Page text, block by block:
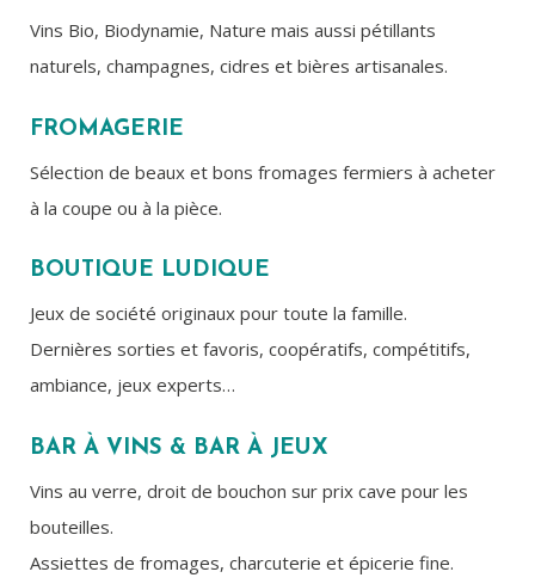
Vins Bio, Biodynamie, Nature mais aussi pétillants
naturels, champagnes, cidres et bières artisanales.
FROMAGERIE
Sélection de beaux et bons fromages fermiers à acheter
à la coupe ou à la pièce.
BOUTIQUE LUDIQUE
Jeux de société originaux pour toute la famille.
Dernières sorties et favoris, coopératifs, compétitifs,
ambiance, jeux experts…
BAR À VINS & BAR À JEUX
Vins au verre, droit de bouchon sur prix cave pour les
bouteilles.
Assiettes de fromages, charcuterie et épicerie fine.